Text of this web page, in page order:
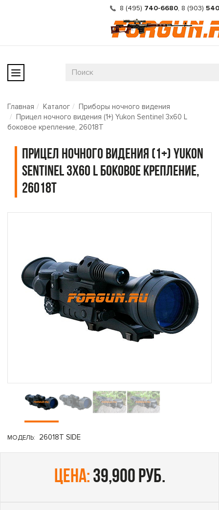
8 (495) 740-6680, 8 (903)
Главная Каталог
Приборы ночного видения
Прицел ночного видения (1+) Yukon Sentinel 3x60 L
боковое крепление, 26018T
Прицел ночного видения (1+) Yukon
Sentinel 3x60 L боковое крепление,
26018T
МОДЕЛЬ: 26018T SIDE
цена: 39,900 руб.